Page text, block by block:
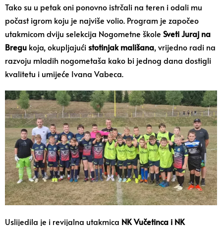
Tako su u petak oni ponovno istrčali na teren i odali mu
počast igrom koju je najviše volio. Program je započeo
utakmicom dviju selekcija Nogometne škole Sveti Juraj na
Bregu koja, okupljajući stotinjak mališana, vrijedno radi na
razvoju mladih nogometaša kako bi jednog dana dostigli
kvalitetu i umijeće Ivana Vabeca.
Uslijedila je i revijalna utakmica NK Vučetinca i NK